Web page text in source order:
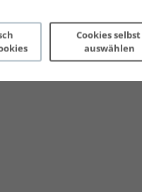
Cookies selbst
auswählen